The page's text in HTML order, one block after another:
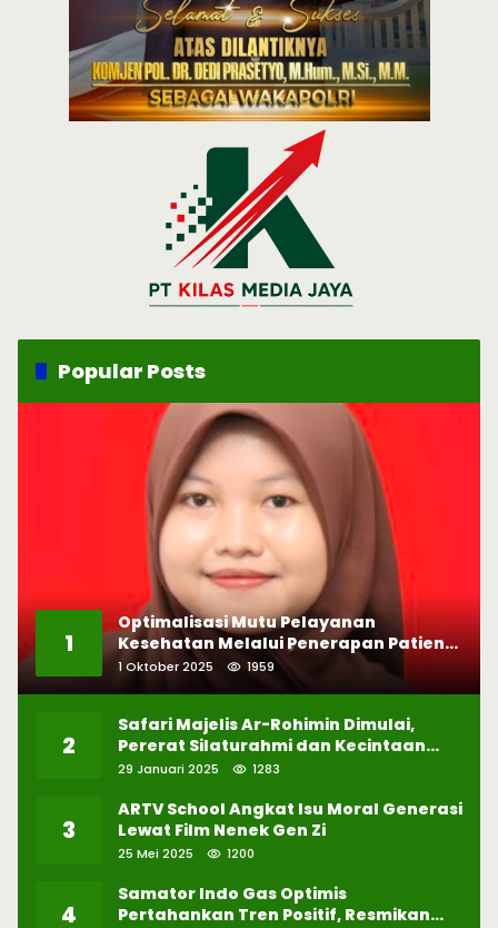
Popular Posts
1
Optimalisasi Mutu Pelayanan
Kesehatan Melalui Penerapan Patient
Safety
1 Oktober 2025 1959
2
Safari Majelis Ar-Rohimin Dimulai,
Pererat Silaturahmi dan Kecintaan
pada Selawat
29 Januari 2025 1283
3
ARTV School Angkat Isu Moral Generasi
Lewat Film Nenek Gen Zi
25 Mei 2025 1200
4
Samator Indo Gas Optimis
Pertahankan Tren Positif, Resmikan